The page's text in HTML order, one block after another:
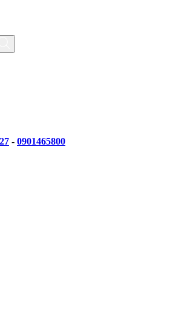
- 0901465800